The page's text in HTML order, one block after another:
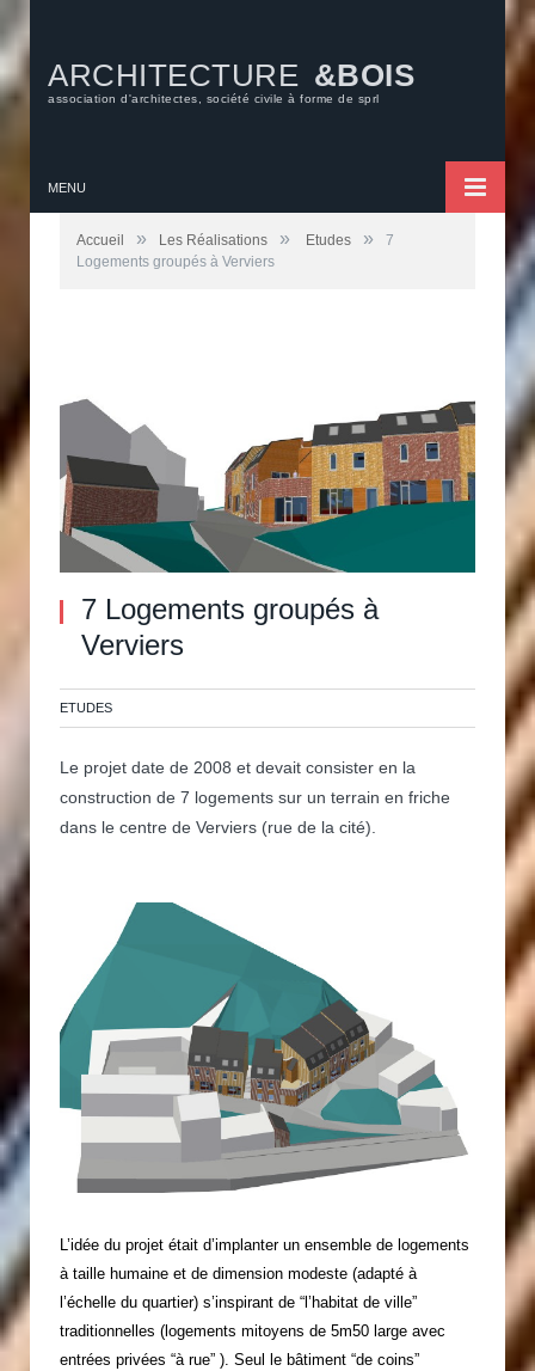
ARCHITECTURE &BOIS
association d'architectes, société civile à forme de sprl
MENU
Accueil » Les Réalisations » Etudes »
7
Logements groupés à Verviers
7 Logements groupés à
Verviers
ETUDES
Le projet date de 2008 et devait consister en la
construction de 7 logements sur un terrain en friche
dans le centre de Verviers (rue de la cité).
L’idée du projet était d’implanter un ensemble de logements
à taille humaine et de dimension modeste (adapté à
l’échelle du quartier) s’inspirant de “l’habitat de ville”
traditionnelles (logements mitoyens de 5m50 large avec
entrées privées “à rue” ). Seul le bâtiment “de coins”